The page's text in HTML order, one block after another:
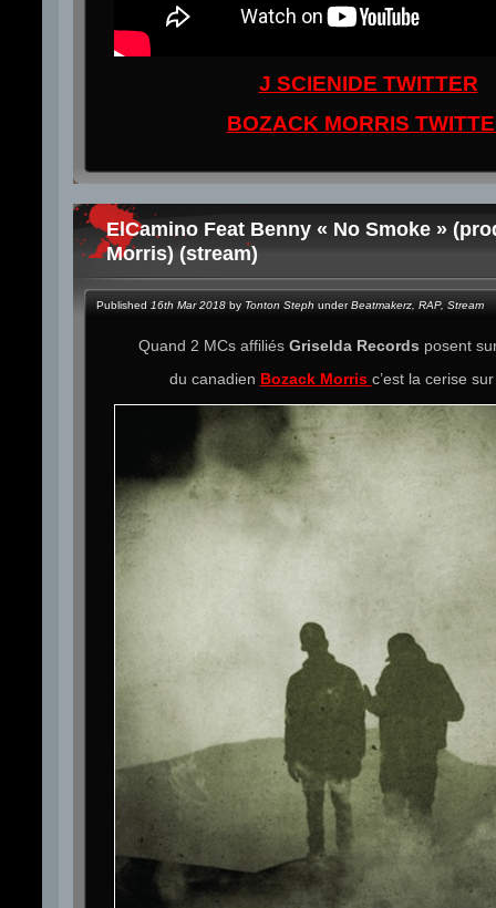
J SCIENIDE TWITTER
BOZACK MORRIS
ElCamino Feat Benny « No Smoke »
Morris) (stream)
Published 16th Mar 2018 by Tonton Steph underBeatmakerz RAP, Stream
Quand 2 MCs affiliés Griselda Records posent
du canadien Bozack Morris c’est la cerise